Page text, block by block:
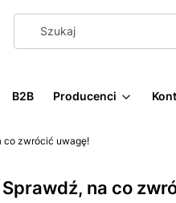
B2B Producenci
co zwrócić uwagę!
na co